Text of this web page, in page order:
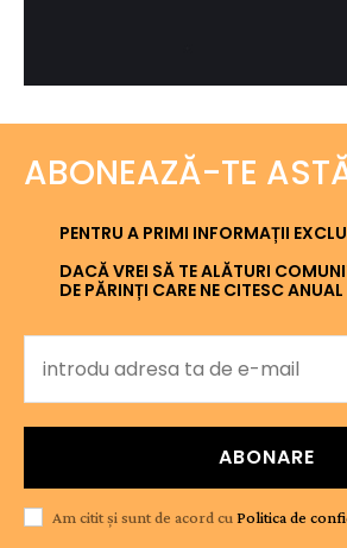
ABONEAZĂ-TE
PENTRU A PRIMI INFORMAȚII
DACĂ VREI SĂ TE ALĂTURI
DE PĂRINȚI CARE NE CITESC ANUAL
ABONARE
Am citit și sunt de acord cu Politica de